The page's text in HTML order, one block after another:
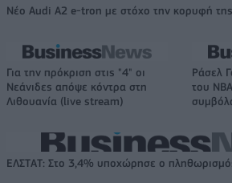
Νέο Audi A2 e-tron με στόχο την κορυφή της
Για την πρόκριση στις "4" οι
Νεάνιδες απόψε κόντρα στη
Λιθουανία (live stream)
Ράσελ
του
ΕΛΣΤΑΤ: Στο 3,4% υποχώρησε ο